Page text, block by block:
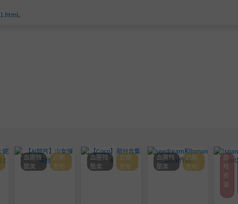
。
血腥残
酷类
近期
发布
血腥残
酷类
近期
发布
血腥残
酷类
近期
发布
游
戏
资
源